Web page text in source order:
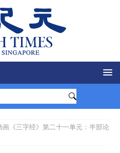
画《三字经》第二十一单元：半部论